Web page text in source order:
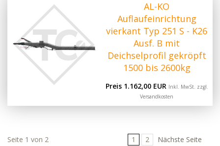
AL-KO
Auflaufeinrichtung
vierkant Typ 251 S - K26
Ausf. B mit
Deichselprofil gekröpft
1500 bis 2600kg
Preis 1.162,00 EUR Inkl. MwSt. zzgl.
Versandkosten
Seite 1 von 2 1 2 Nächste Seite